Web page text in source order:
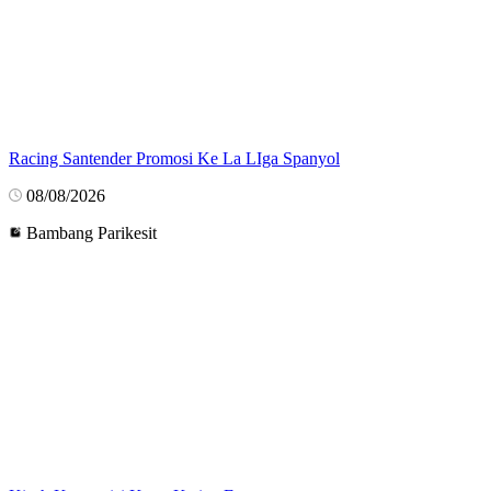
Racing Santender Promosi Ke La LIga Spanyol
08/08/2026
Bambang Parikesit